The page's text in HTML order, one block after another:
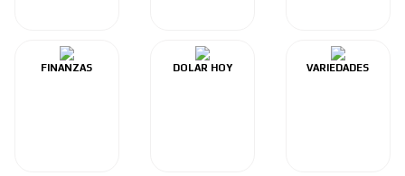
FINANZAS DOLAR HOY VARIEDADES